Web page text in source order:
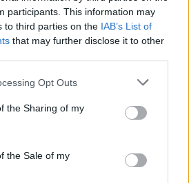
participants. This information may
to third parties on the IAB’s List of
that may further disclose it to other
Opt Outs
the Sharing of my
the Sale of my